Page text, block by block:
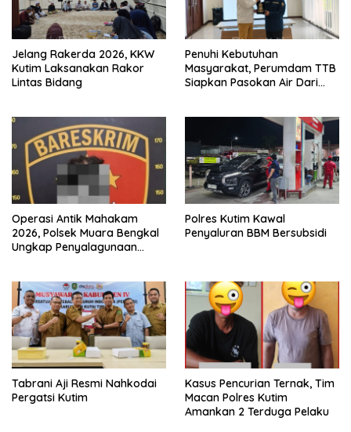
Jelang Rakerda 2026, KKW
Kutim Laksanakan Rakor
Lintas Bidang
Penuhi Kebutuhan
Masyarakat, Perumdam TTB
Siapkan Pasokan Air Dari
Operasi Antik Mahakam
2026, Polsek Muara Bengkal
Ungkap Penyalagunaan
Polres Kutim Kawal
Penyaluran BBM Bersubsidi
Tabrani Aji Resmi Nahkodai
Pergatsi Kutim
Kasus Pencurian Ternak, Tim
Macan Polres Kutim
Amankan 2 Terduga Pelaku